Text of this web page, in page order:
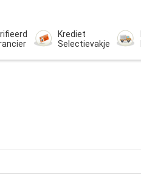
Krediet
Selectievakje